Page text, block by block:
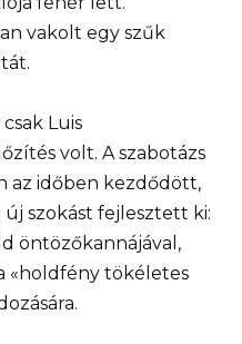
vakolt egy szűk
Luis
volt. A szabotázs
az időben kezdődött,
szokást fejlesztett ki:
öntözőkannájával,
«holdfény tökéletes